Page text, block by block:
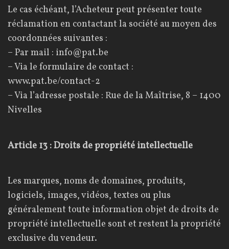
Le cas échéant, l’Acheteur peut présenter toute
réclamation en contactant la société au moyen des
coordonnées suivantes :
– Par mail : info@pat.be
– Via le formulaire de contact :
www.pat.be/contact-2
– Via l’adresse postale : Rue de la Maîtrise, 8 – 1400
Nivelles
Article 13 : Droits de propriété intellectuelle
Les marques, noms de domaines, produits,
logiciels, images, vidéos, textes ou plus
généralement toute information objet de droits de
propriété intellectuelle sont et restent la propriété
exclusive du vendeur.